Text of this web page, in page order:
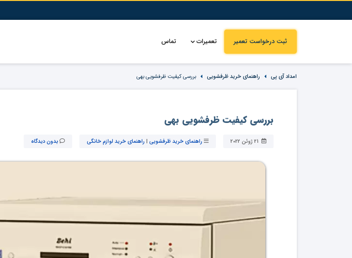
ثبت درخواست تعمیر تعمیرات تماس
امداد آی پی راهنمای خرید ظرفشویی بررسی کیفیت ظرفشویی بهی
بررسی کیفیت ظرفشویی بهی
راهنمای خرید ظرفشویی | راهنمای خرید لوازم خانگی بدون دیدگاه